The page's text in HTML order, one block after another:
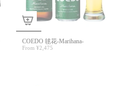
COEDO 毬花-Marihana-
From ¥2,475